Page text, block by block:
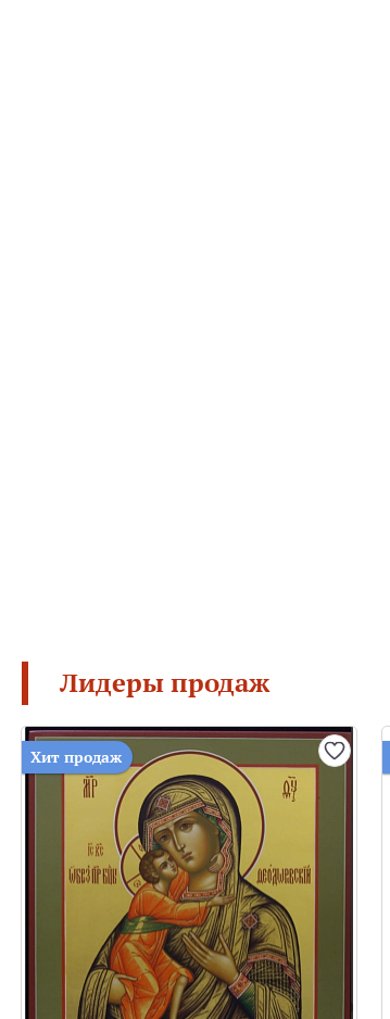
Лидеры продаж
Хит продаж